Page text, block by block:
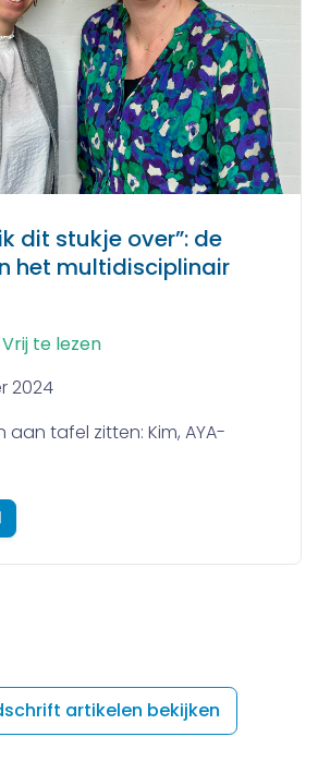
dit stukje over”: de
het multidisciplinair
Vrij te lezen
2024
aan tafel zitten: Kim, AYA-
artikelen bekijken